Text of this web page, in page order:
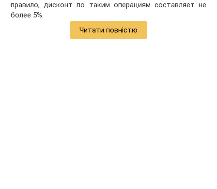
правило, дисконт по таким операциям составляет не
более 5%.
Читати повністю